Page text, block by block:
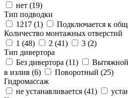
нет (19)
Тип подводки
1217 (1) Подключается к
Количество монтажных отверстий
1 (48) 2 (41) 3 (2)
Тип дивертора
Без дивертора (11)
в излив (6) Поворотный (25)
Гидромассаж
не устанавливается (41)